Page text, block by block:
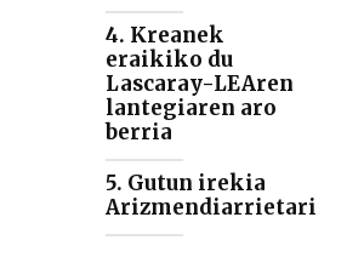
4. Kreanek
eraikiko du
Lascaray-LEAren
lantegiaren aro
berria
5. Gutun irekia
Arizmendiarrietari